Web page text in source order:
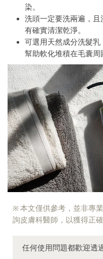
染。
洗頭一定要洗兩遍，
有確實清潔乾淨。
可選用天然成分洗髮
幫助軟化堆積在毛囊周
※ 本文僅供參考，並非專
詢皮膚科醫師，以獲得正
任何使用問題都歡迎透